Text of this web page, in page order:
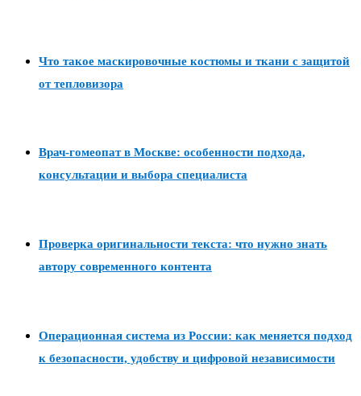
Что такое маскировочные костюмы и ткани с защитой
от тепловизора
Врач-гомеопат в Москве: особенности подхода,
консультации и выбора специалиста
Проверка оригинальности текста: что нужно знать
автору современного контента
Операционная система из России: как меняется подход
к безопасности, удобству и цифровой независимости